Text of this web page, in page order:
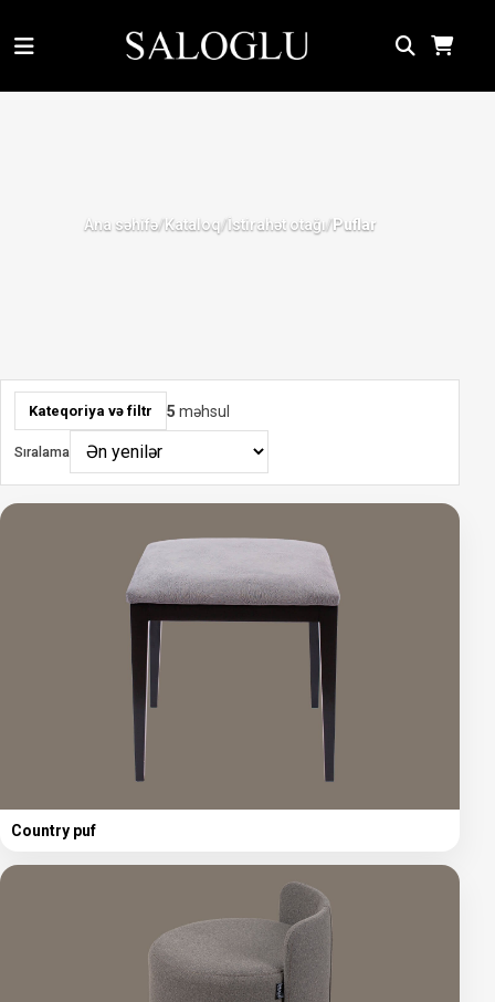
Ana səhifə/Kataloq/İstirahət otağı/ Puflar
Kateqoriya və filtr 5 məhsul
Sıralama
Country puf